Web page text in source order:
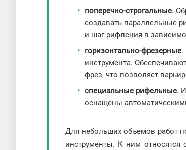
поперечно-строгальные.
создавать параллельные
и шаг рифления в
горизонтально-фрезерные.
инструмента.
фрез, что позволяет
специальные рифельные.
оснащены
Для небольших объемов работ
инструменты. К ним